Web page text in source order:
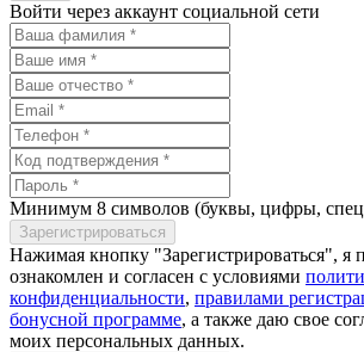
Войти через аккаунт социальной сети
Минимум 8 символов (буквы, цифры,
Нажимая кнопку "Зарегистрироваться", я
ознакомлен и согласен с условиями
конфиденциальности, правилами
бонусной программе, а также даю свое
моих персональных данных.